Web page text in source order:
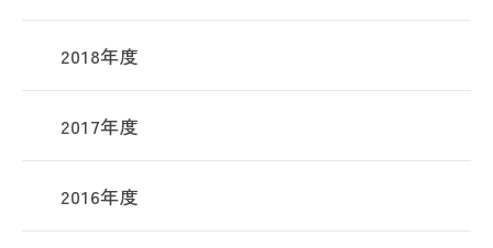
2018年度
2017年度
2016年度